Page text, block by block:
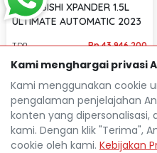
MITSUBISHI XPANDER 1.5L
ULTIMATE AUTOMATIC 2023
TDP Rp 43.946.200
Cicilan
Rp 6.000.800
66.691 Km
Jakarta Pusat
Kami menghargai privasi
Kami menggunakan cookie
pengalaman penjelajahan
konten yang dipersonalisasi,
kami. Dengan klik "Terima",
cookie oleh kami. Kebijakan